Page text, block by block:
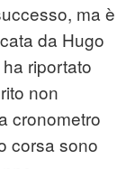
ma è
da Hugo
riportato
non
cronometro
corsa sono